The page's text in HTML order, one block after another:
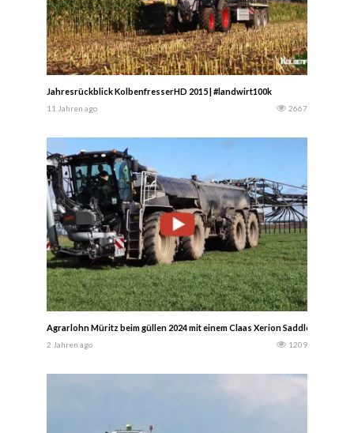
Jahresrückblick KolbenfresserHD 2015 | #landwirt100k
11 Jahren ago 2667
Agrarlohn Müritz beim güllen 2024 mit einem Claas Xerion Saddle Trac
2 Jahren ago 1209